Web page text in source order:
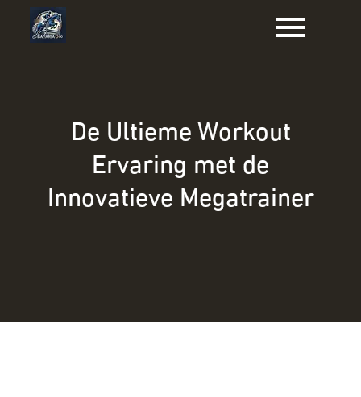
De Ultieme Workout
Ervaring met de
Innovatieve Megatrainer